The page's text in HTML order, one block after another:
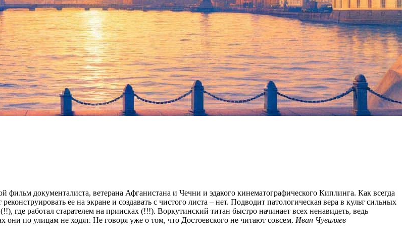
документалиста, ветерана Афганистана и Чечни и эдакого кинематографического Киплинга. Как всегда
ее на экране и создавать с чистого листа – нет. Подводит патологическая вера в культ сильных
работал старателем на приисках (!!!). Воркутинский титан быстро начинает всех ненавидеть, ведь
по улицам не ходят. Не говоря уже о том, что Достоевского не читают совсем. Иван Чувиляев